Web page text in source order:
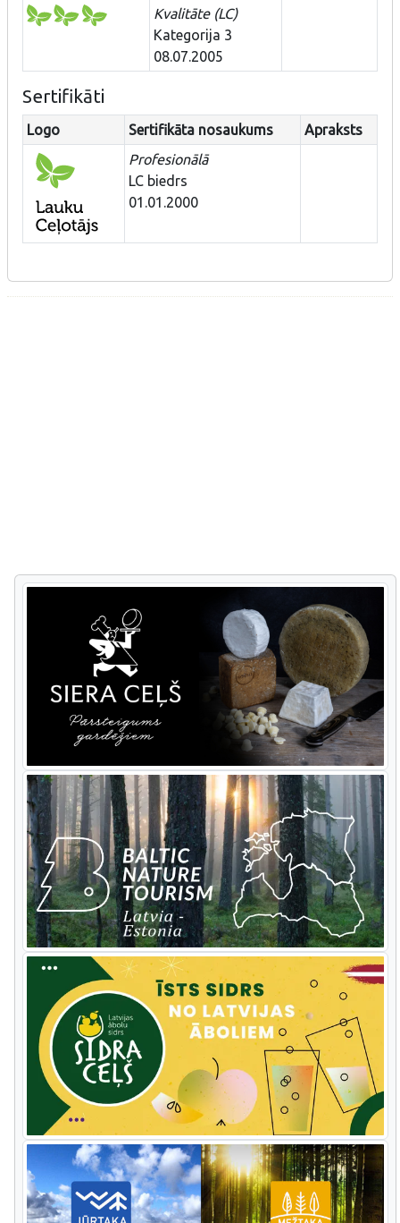
Kvalitāte (LC)
Kategorija 3
08.07.2005
Sertifikāti
Logo Sertifikāta nosaukums
Apraksts
Profesionālā
LC biedrs
01.01.2000